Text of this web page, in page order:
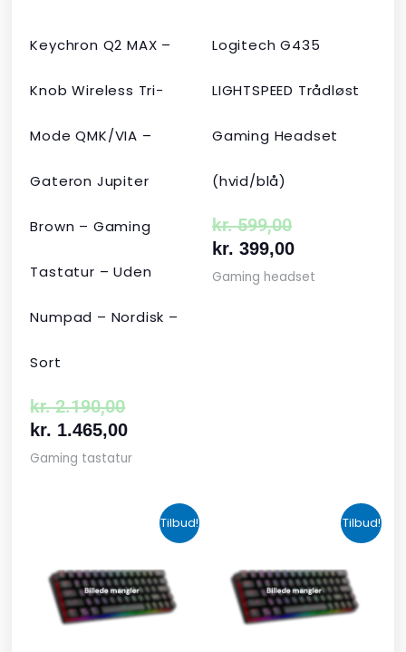
Keychron Q2 MAX –
Knob Wireless Tri-
Mode QMK/VIA –
Gateron Jupiter
Brown – Gaming
Tastatur – Uden
Numpad – Nordisk –
Sort
kr.2.190,00
kr. 1.465,00
Gaming tastatur
Logitech G435
LIGHTSPEED Trådløst
Gaming Headset
(hvid/blå)
kr.599,00
kr. 399,00
Gaming headset
Tilbud!
oprindelige
pris
var:
kr. 424,00.
aktuelle
pris
er:
kr. 349,00.
Tilbud!
oprindelige
pris
var:
kr.
aktuelle
pris
er:
kr. 679,00.